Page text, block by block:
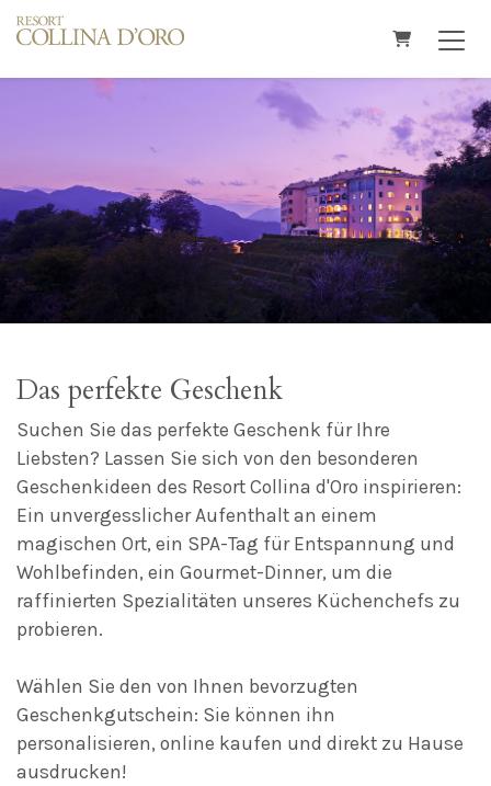
Warenkorb
Das perfekte Geschenk
Suchen Sie das perfekte Geschenk für Ihre
Liebsten? Lassen Sie sich von den besonderen
Geschenkideen des Resort Collina d'Oro inspirieren:
Ein unvergesslicher Aufenthalt an einem
magischen Ort, ein SPA-Tag für Entspannung und
Wohlbefinden, ein Gourmet-Dinner, um die
raffinierten Spezialitäten unseres Küchenchefs zu
probieren.
Wählen Sie den von Ihnen bevorzugten
Geschenkgutschein: Sie können ihn
personalisieren, online kaufen und direkt zu Hause
ausdrucken!